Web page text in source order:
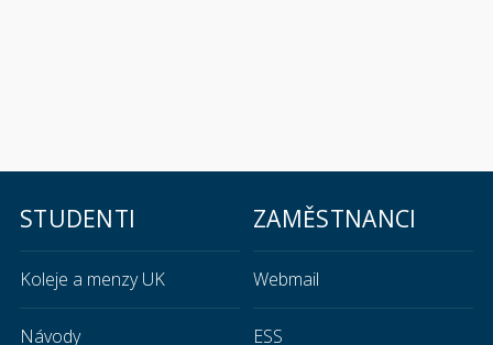
STUDENTI
Koleje a menzy UK
Návody
ZAMĚSTNANCI
Webmail
ESS